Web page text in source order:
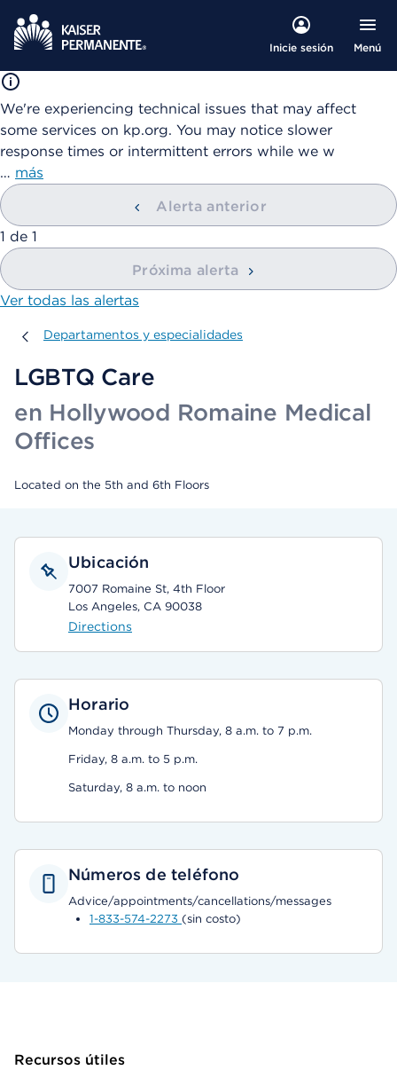
Inicie sesión Menú
We're experiencing technical issues that may affect
some services on kp.org. You may notice slower
response times or intermittent errors while we w
… más
Alerta anterior
mostrando
1 de 1
Próxima alerta
Ver todas las alertas
Departamentos y especialidades
Departamentos y especialidades
LGBTQ Care
en Hollywood Romaine Medical
Offices
Located on the 5th and 6th Floors
Ubicación
7007 Romaine St, 4th Floor
Los Angeles, CA 90038
Directions
Horario
Monday through Thursday, 8 a.m. to 7 p.m.
Friday, 8 a.m. to 5 p.m.
Saturday, 8 a.m. to noon
Números de teléfono
Advice/appointments/cancellations/messages
1-833-574-2273 (sin costo)
Recursos útiles